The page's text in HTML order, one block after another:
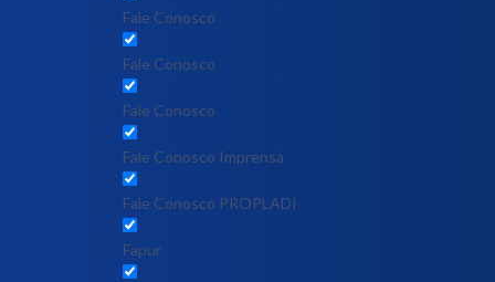
Fale Conosco
Fale Conosco
Fale Conosco
Fale Conosco Imprensa
Fale Conosco PROPLADI
Fapur